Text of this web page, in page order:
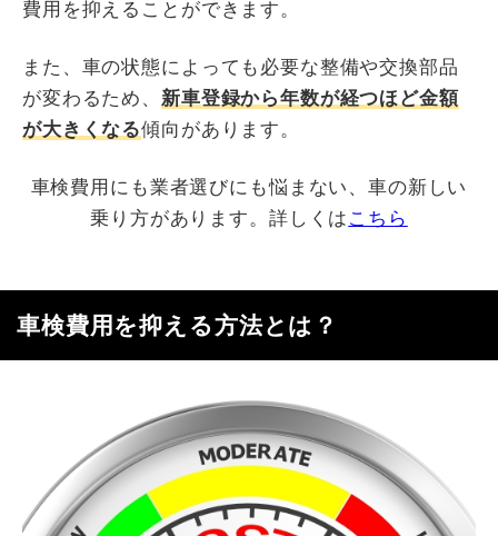
費用を抑えることができます。
また、車の状態によっても必要な整備や交換部品
が変わるため、 新車登録から年数が経つほど金額
が大きくなる傾向があります。
車検費用にも業者選びにも悩まない、車の新しい
乗り方があります。詳しくは こちら
車検費用を抑える方法とは？